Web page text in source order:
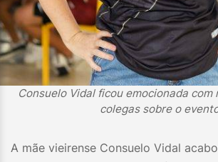
Consuelo Vidal ficou emocionada
colegas sobre o
A mãe vieirense Consuelo Vidal